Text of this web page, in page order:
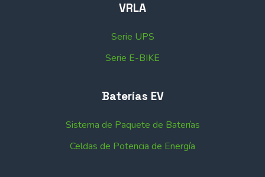
VRLA
Serie UPS
Serie E-BIKE
Baterías EV
Sistema de Paquete de Baterías
Celdas de Potencia de Energía